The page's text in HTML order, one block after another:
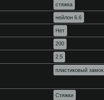
стяжка
нейлон 6.6
Нет
200
2.5
пластиковый замок
Стяжки